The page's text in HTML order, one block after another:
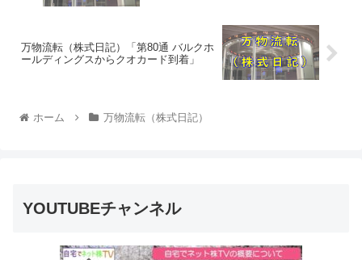
万物流転（株式日記）「第80通 バルクホ
ールディングスからクオカード到着」
ホーム 万物流転（株式日記）
YOUTUBEチャンネル